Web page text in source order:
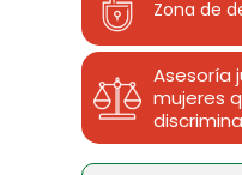
Zona de
Asesoría
mujeres